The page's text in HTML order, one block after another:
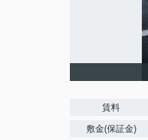
賃料
敷金(保証金)